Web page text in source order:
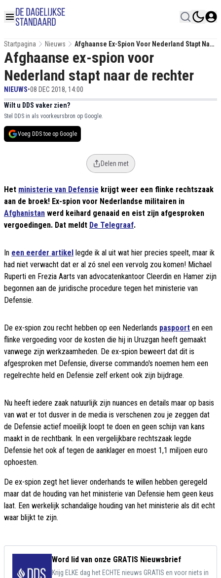
Startpagina Nieuws
Afghaanse Ex-Spion Voor Nederland Stapt Naar
De Rechter
Afghaanse ex-spion voor
Nederland stapt naar de rechter
NIEUWS•08 DEC 2018, 14:00
Wilt u DDS vaker zien?
Stel DDS in als voorkeursbron op Google.
Voeg DDS toe op Google
Delen met
Het ministerie van Defensie krijgt weer een flinke rechtszaak
aan de broek! Ex-spion voor Nederlandse militairen in
Afghanistan werd keihard genaaid en eist zijn afgesproken
vergoedingen. Dat meldt De Telegraaf.
In een eerder artikel
legde ik al uit wat hier precies speelt, maar ik
had niet verwacht dat er al zó snel een vervolg zou komen! Michael
Ruperti en Frezia Aarts van advocatenkantoor Cleerdin en Hamer zijn
begonnen aan de juridische procedure tegen het ministerie van
Defensie.
De ex-spion zou recht hebben op een Nederlands paspoort en een
flinke vergoeding voor de kosten die hij in Uruzgan heeft gemaakt
vanwege zijn werkzaamheden. De ex-spion beweert dat dit is
afgesproken met Defensie, diverse commando's noemen hem een
regelrechte held en Defensie zelf erkent ook zijn bijdrage.
Nu heeft iedere zaak natuurlijk zijn nuances en details maar op basis
van wat er tot dusver in de media is verschenen zou je zeggen dat
de Defensie actief moeilijk loopt te doen en geen schijn van kans
maakt in de rechtbank. In een vergelijkbare rechtszaak legde
Defensie het ook af tegen de aanklager en moest 1,1 miljoen euro
ophoesten.
De ex-spion zegt het liever onderhands te willen hebben geregeld
maar dat de houding van het ministerie van Defensie hem geen keus
laat. Een werkelijk schandalige houding van het ministerie als dit echt
waar blijkt te zijn.
Word lid van onze GRATIS Nieuwsbrief
Krijg ELKE dag het ECHTE nieuws GRATIS en voor niets in